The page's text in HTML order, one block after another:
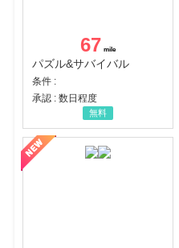
67
パズル&サバイバル
条件 :
承認 : 数日程度
無料